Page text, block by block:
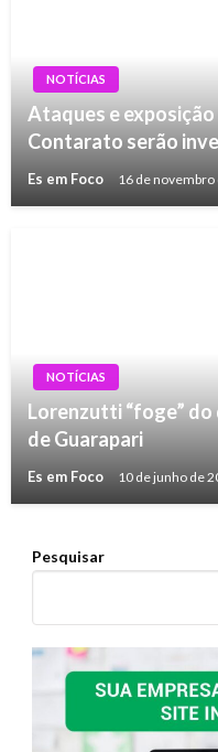
NOTÍCIAS
Ataques e
Contarato serão
Es em Foco 16 de novembro
NOTÍCIAS
Lorenzutti “foge”
de Guarapari
Es em Foco 10 de junho de
Pesquisar